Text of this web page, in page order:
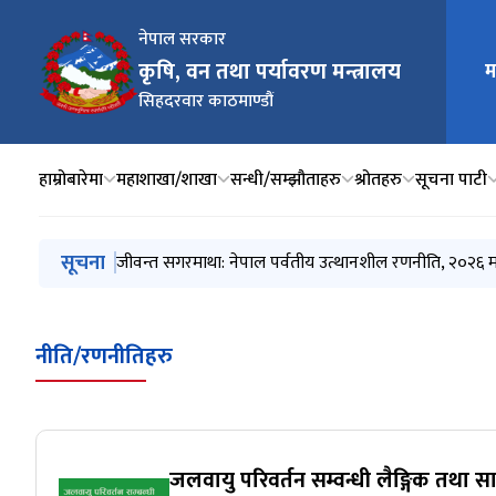
नेपाल सरकार
कृषि, वन तथा पर्यावरण मन्त्रालय
सिहदरवार काठमाण्डौं
मुख्य
हाम्रोबारेमा महाशाखा/शाखा सन्धी/सम्झौताहरु श्रोतहरु सूचना पाटी
मुख्य नेभिगेसनमा जानुहोस्
सूचना सौर्य सिमिन्ट लिमिटेड द्धारा उत्खनन् तथा संकलन गरिने
जीवन्त सगरमाथा: नेपाल पर्वतीय उत्थानशील रणनीति,
बागमती नदी देखि सुन्दरीजल पानी प्रशोधन केन्द्र सम्मको
धुलिखेल माउन्टेन रिसोर्टको EIA मा सुझाव सम्बन्धी सूचना
UNFCCC र पेरिस सम्झौता अन्तर्गत नेपालको जलवायु
नीति/रणनीतिहरु
जलवायु परिवर्तन सम्वन्धी लैङ्गिक